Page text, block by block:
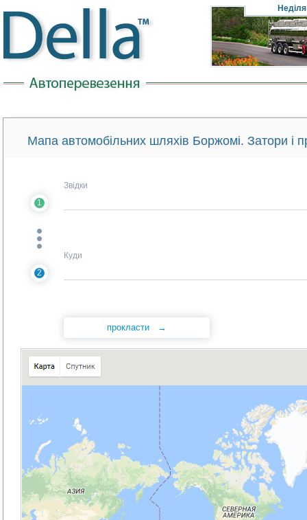
Неділя
Мапа автомобільних шляхів Боржомі. Затори і
1
Звідки
2
Куди